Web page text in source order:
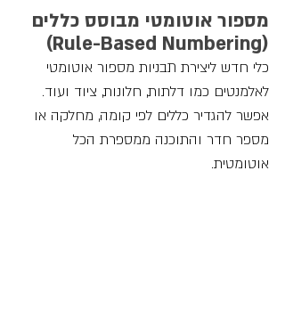
מספור אוטומטי מבוסס כללים
(Rule-Based Numbering)
כלי חדש ליצירת תבניות מספור אוטומטי
לאלמנטים כמו דלתות, חלונות, ציוד ועוד.
אפשר להגדיר כללים לפי קומה, מחלקה או
מספר חדר והתוכנה ממספרת הכל
אוטומטית.